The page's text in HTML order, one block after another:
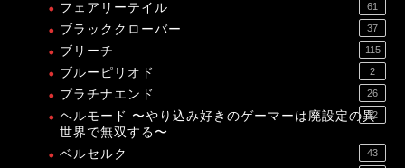
フェアリーテイル 61
ブラッククローバー 37
ブリーチ 115
ブルーピリオド 2
プラチナエンド 26
ヘルモード 〜やり込み好きのゲーマーは廃設定の異
世界で無双する〜
12
ベルセルク 43